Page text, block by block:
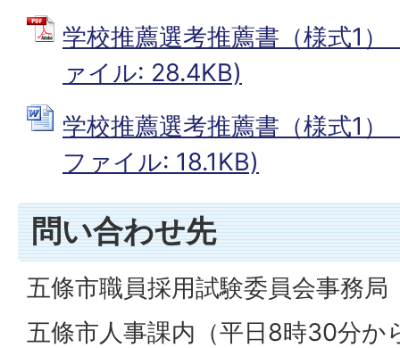
学校推薦選考推薦書（様式1）
ァイル: 28.4KB)
学校推薦選考推薦書（様式1
ファイル: 18.1KB)
問い合わせ先
五條市職員採用試験委員会事務局
五條市人事課内（平日8時30分か